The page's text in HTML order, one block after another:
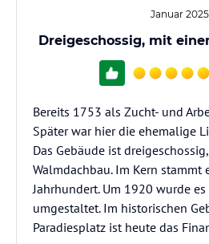
Januar 2025
Dreigeschossig, mit
Bereits 1753 als Zucht- und
Später war hier die ehemalige
Das Gebäude ist
Walmdachbau. Im Kern stammt
Jahrhundert. Um 1920 wurde
umgestaltet. Im historischen
Paradiesplatz ist heute das